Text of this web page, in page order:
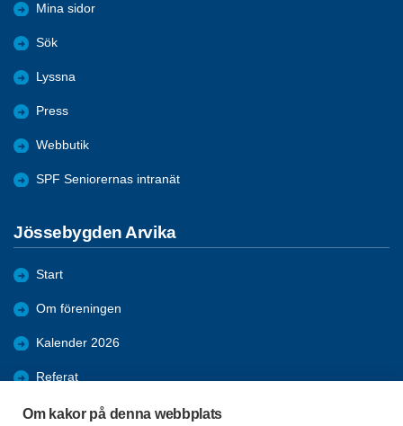
Om kakor på denna webbplats
Mina sidor
Sök
Lyssna
Press
Webbutik
SPF Seniorernas intranät
Jössebygden Arvika
Start
Om föreningen
Kalender 2026
Referat
Bildgalleri